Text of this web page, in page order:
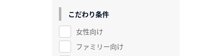
こだわり条件
女性向け
ファミリー向け